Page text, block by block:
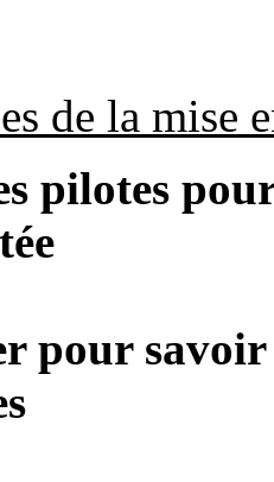
de la mise
pilotes
pour savoir